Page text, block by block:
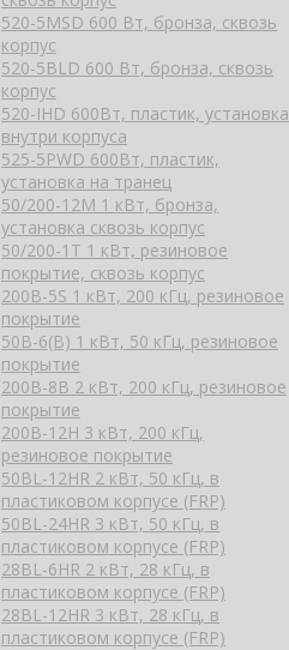
520-5MSD 600 Вт, бронза, сквозь
корпус
520-5BLD 600 Вт, бронза, сквозь
корпус
520-IHD 600Вт, пластик, установка
внутри корпуса
525-5PWD 600Вт, пластик,
установка на транец
50/200-12M 1 кВт, бронза,
установка сквозь корпус
50/200-1T 1 кВт, резиновое
покрытие, сквозь корпус
200B-5S 1 кВт, 200 кГц, резиновое
покрытие
50B-6(B) 1 кВт, 50 кГц, резиновое
покрытие
200B-8B 2 кВт, 200 кГц, резиновое
покрытие
200B-12H 3 кВт, 200 кГц,
резиновое покрытие
50BL-12HR 2 кВт, 50 кГц, в
пластиковом корпусе (FRP)
50BL-24HR 3 кВт, 50 кГц, в
пластиковом корпусе (FRP)
28BL-6HR 2 кВт, 28 кГц, в
пластиковом корпусе (FRP)
28BL-12HR 3 кВт, 28 кГц, в
пластиковом корпусе (FRP)